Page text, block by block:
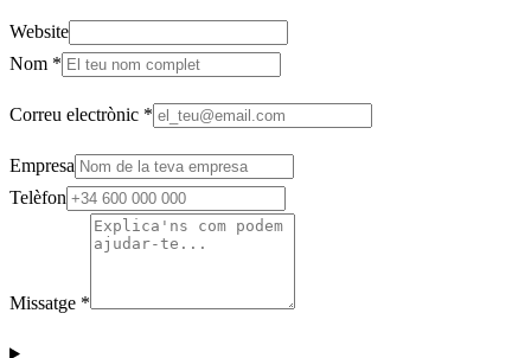
Website
Nom *
Correu electrònic *
Empresa
Telèfon
Missatge *